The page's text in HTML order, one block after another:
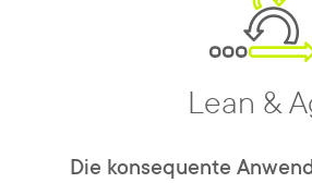
Lean &
Die konsequente